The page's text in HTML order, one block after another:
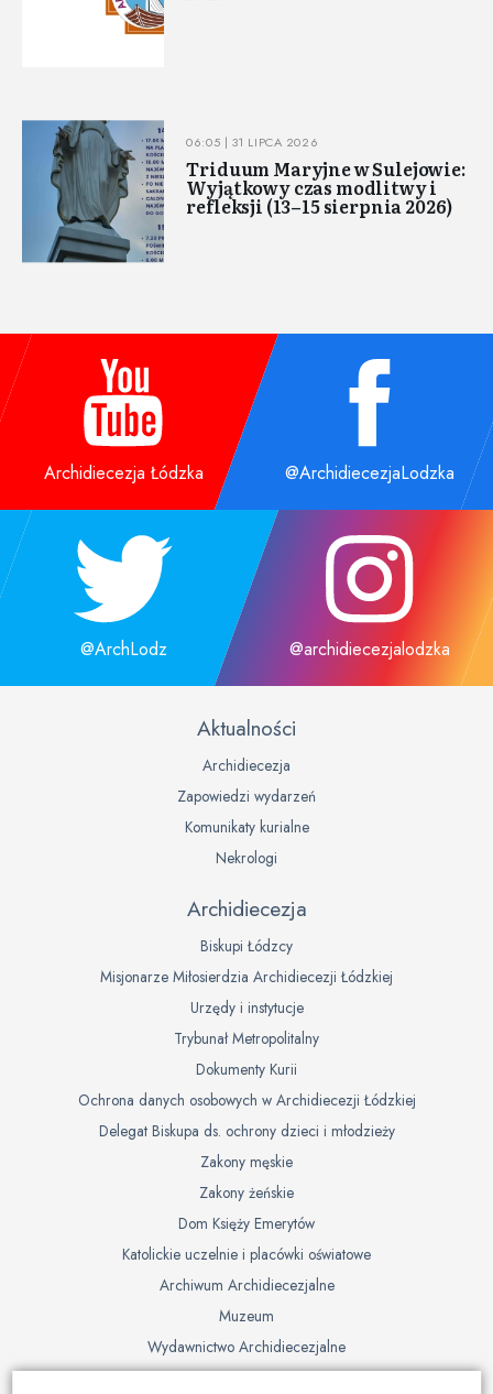
06:05 | 31 LIPCA 2026
Triduum Maryjne w Sulejowie:
Wyjątkowy czas modlitwy i
refleksji (13–15 sierpnia 2026)
Archidiecezja Łódzka @ArchidiecezjaLodzka
@ArchLodz @archidiecezjalodzka
Aktualności
Archidiecezja
Zapowiedzi wydarzeń
Komunikaty kurialne
Nekrologi
Archidiecezja
Biskupi Łódzcy
Misjonarze Miłosierdzia Archidiecezji Łódzkiej
Urzędy i instytucje
Trybunał Metropolitalny
Dokumenty Kurii
Ochrona danych osobowych w Archidiecezji Łódzkiej
Delegat Biskupa ds. ochrony dzieci i młodzieży
Zakony męskie
Zakony żeńskie
Dom Księży Emerytów
Katolickie uczelnie i placówki oświatowe
Archiwum Archidiecezjalne
Muzeum
Wydawnictwo Archidiecezjalne
Cmentarze